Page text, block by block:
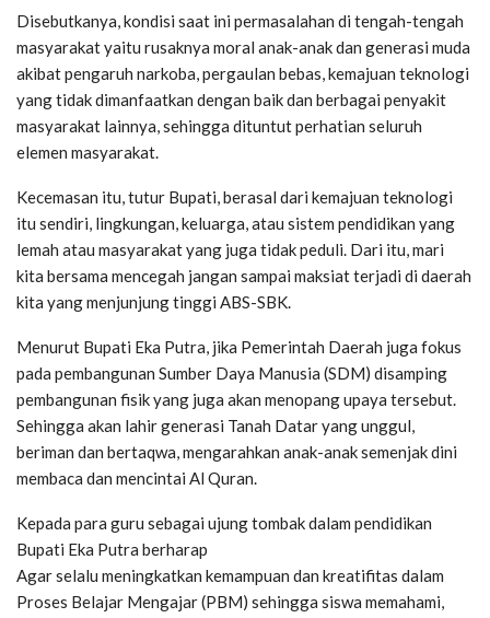
Disebutkanya, kondisi saat ini permasalahan di tengah-tengah
masyarakat yaitu rusaknya moral anak-anak dan generasi muda
akibat pengaruh narkoba, pergaulan bebas, kemajuan teknologi
yang tidak dimanfaatkan dengan baik dan berbagai penyakit
masyarakat lainnya, sehingga dituntut perhatian seluruh
elemen masyarakat.
Kecemasan itu, tutur Bupati, berasal dari kemajuan teknologi
itu sendiri, lingkungan, keluarga, atau sistem pendidikan yang
lemah atau masyarakat yang juga tidak peduli. Dari itu, mari
kita bersama mencegah jangan sampai maksiat terjadi di daerah
kita yang menjunjung tinggi ABS-SBK.
Menurut Bupati Eka Putra, jika Pemerintah Daerah juga fokus
pada pembangunan Sumber Daya Manusia (SDM) disamping
pembangunan fisik yang juga akan menopang upaya tersebut.
Sehingga akan lahir generasi Tanah Datar yang unggul,
beriman dan bertaqwa, mengarahkan anak-anak semenjak dini
membaca dan mencintai Al Quran.
Kepada para guru sebagai ujung tombak dalam pendidikan
Bupati Eka Putra berharap
Agar selalu meningkatkan kemampuan dan kreatifitas dalam
Proses Belajar Mengajar (PBM) sehingga siswa memahami,